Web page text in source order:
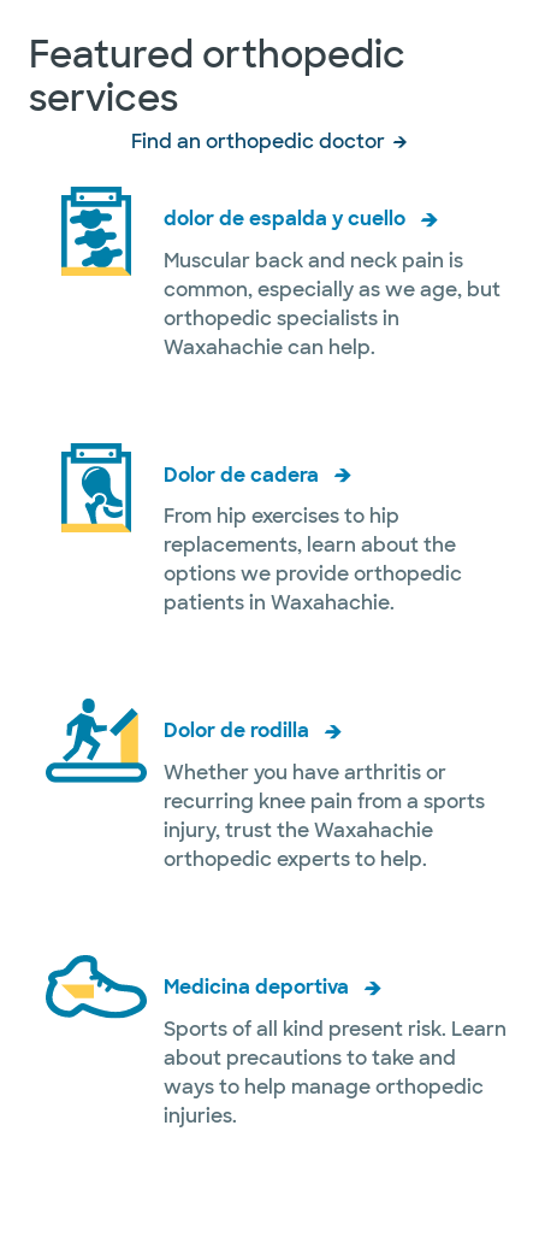
Featured orthopedic
services
Find an orthopedic doctor
dolor de espalda y cuello
Muscular back and neck pain is
common, especially as we age, but
orthopedic specialists in
Waxahachie can help.
Dolor de cadera
From hip exercises to hip
replacements, learn about the
options we provide orthopedic
patients in Waxahachie.
Dolor de rodilla
Whether you have arthritis or
recurring knee pain from a sports
injury, trust the Waxahachie
orthopedic experts to help.
Medicina deportiva
Sports of all kind present risk. Learn
about precautions to take and
ways to help manage orthopedic
injuries.